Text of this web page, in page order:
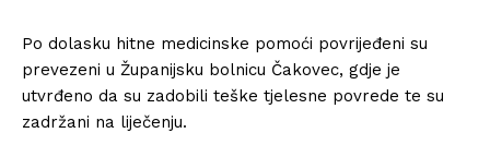
Po dolasku hitne medicinske pomoći povrijeđeni su
prevezeni u Županijsku bolnicu Čakovec, gdje je
utvrđeno da su zadobili teške tjelesne povrede te su
zadržani na liječenju.